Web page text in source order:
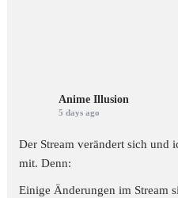
Anime Illusion
5 days ago
Der Stream verändert sich und
mit. Denn:
Einige Änderungen im Stream